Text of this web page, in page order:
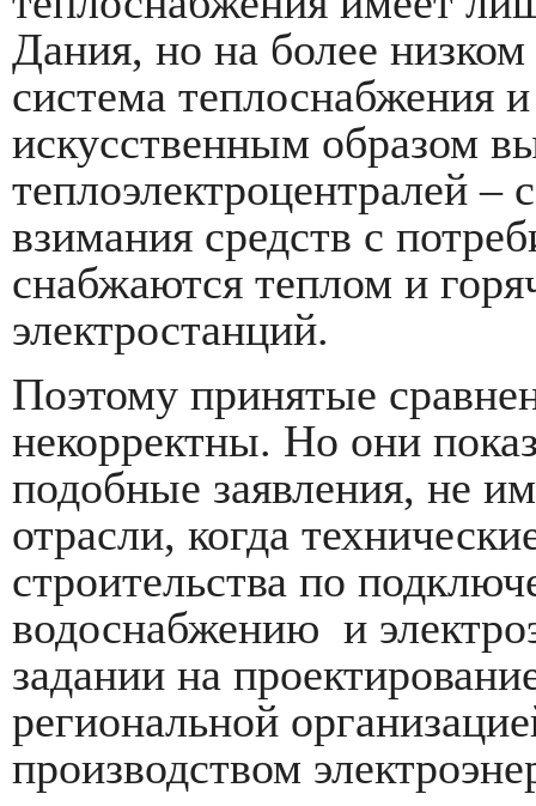
Дания, но на более
система теплоснабжения
искусственным образом
теплоэлектроцентралей –
взимания средств с
снабжаются теплом и
электростанций.
Поэтому принятые
некорректны. Но они
подобные заявления, не
отрасли, когда
строительства по
водоснабжению и
задании на
региональной
производством